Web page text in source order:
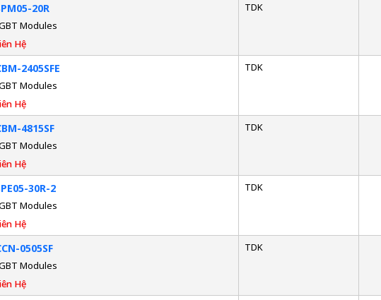
20R
Modules
Hệ
TDK
2405SFE
Modules
Hệ
TDK
4815SF
Modules
Hệ
TDK
30R-2
Modules
Hệ
TDK
0505SF
Modules
Hệ
TDK